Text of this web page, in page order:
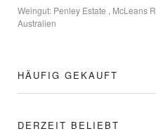
Weingut: Penley Estate , McLeans
Australien
HÄUFIG GEKAUFT
DERZEIT BELIEBT